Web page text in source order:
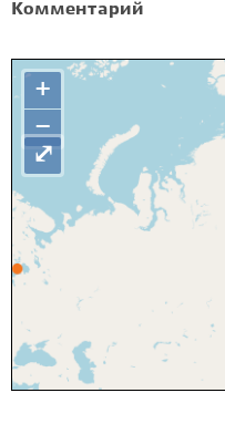
Комментарий
+
−
⤢